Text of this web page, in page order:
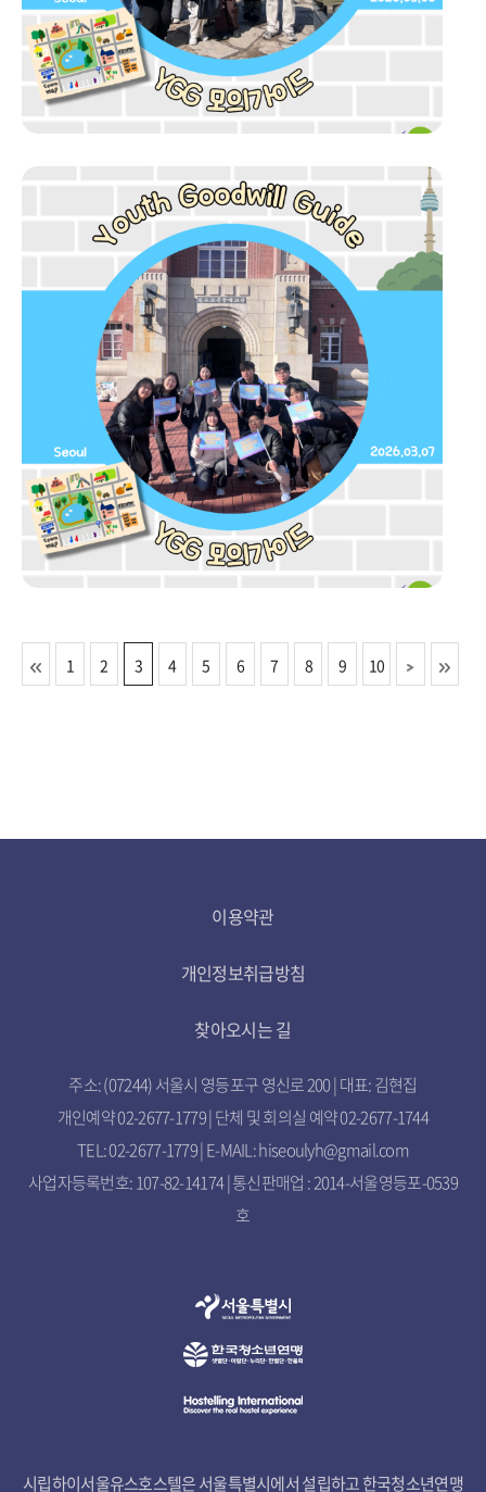
1 2 3 4 5 6 7 8 9 10
이용약관
개인정보취급방침
찾아오시는 길
주소: (07244) 서울시 영등포구 영신로 200 | 대표: 김현집
개인예약 02-2677-1779 | 단체 및 회의실 예약 02-2677-1744
TEL: 02-2677-1779 | E-MAIL: hiseoulyh@gmail.com
사업자등록번호: 107-82-14174 | 통신판매업 : 2014-서울영등포-0539
호
시립하이서울유스호스텔은 서울특별시에서 설립하고 한국청소년연맹